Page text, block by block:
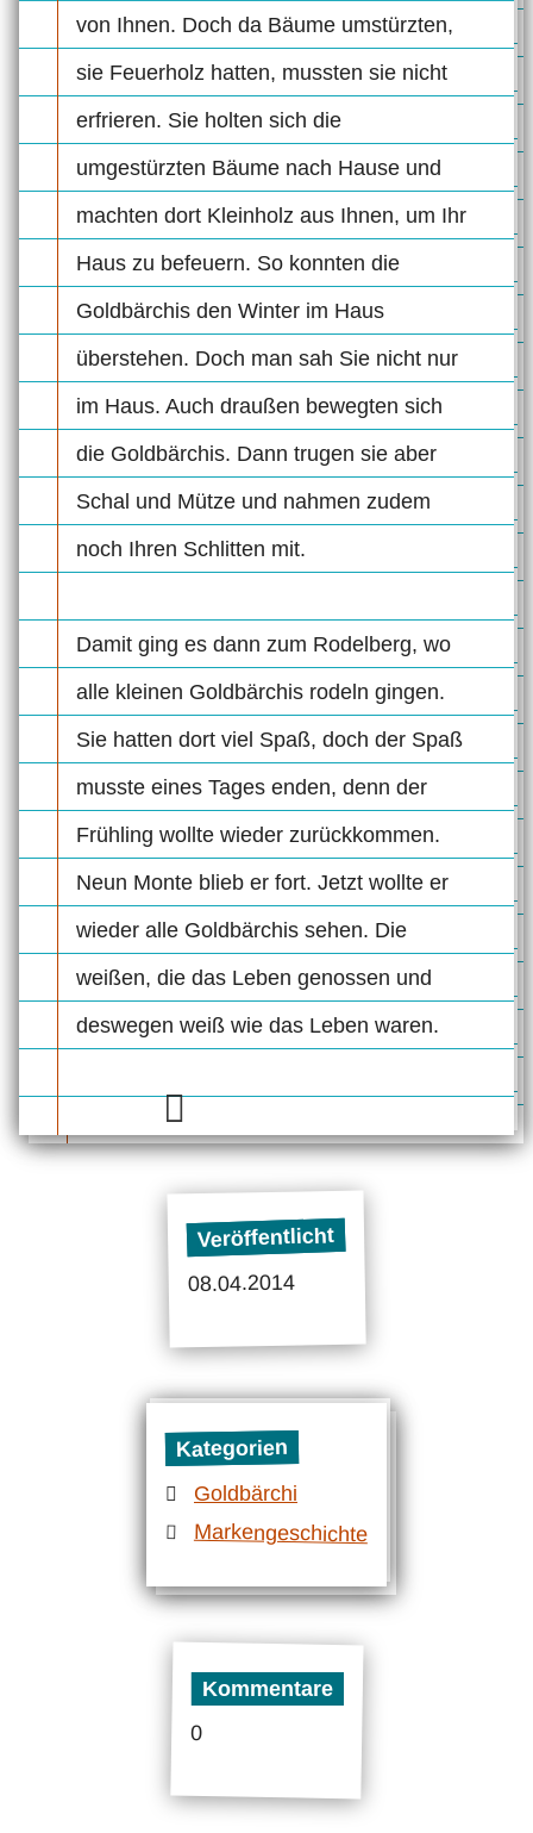
von Ihnen. Doch da Bäume umstürzten,
sie Feuerholz hatten, mussten sie nicht
erfrieren. Sie holten sich die
umgestürzten Bäume nach Hause und
machten dort Kleinholz aus Ihnen, um Ihr
Haus zu befeuern. So konnten die
Goldbärchis den Winter im Haus
überstehen. Doch man sah Sie nicht nur
im Haus. Auch draußen bewegten sich
die Goldbärchis. Dann trugen sie aber
Schal und Mütze und nahmen zudem
noch Ihren Schlitten mit.
Damit ging es dann zum Rodelberg, wo
alle kleinen Goldbärchis rodeln gingen.
Sie hatten dort viel Spaß, doch der Spaß
musste eines Tages enden, denn der
Frühling wollte wieder zurückkommen.
Neun Monte blieb er fort. Jetzt wollte er
wieder alle Goldbärchis sehen. Die
weißen, die das Leben genossen und
deswegen weiß wie das Leben waren.
Veröffentlicht
08.04.2014
Kategorien
Goldbärchi
Markengeschichte
Kommentare
0